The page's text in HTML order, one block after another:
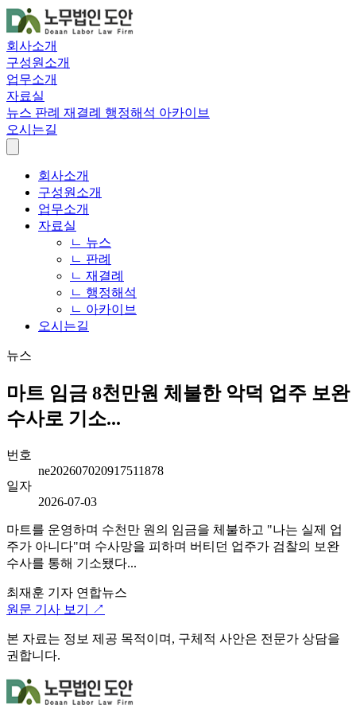
회사소개
구성원소개
업무소개
자료실
뉴스 판례 재결례 행정해석 아카이브
오시는길
회사소개
구성원소개
업무소개
자료실
ㄴ 뉴스
ㄴ 판례
ㄴ 재결례
ㄴ 행정해석
ㄴ 아카이브
오시는길
뉴스
마트 임금 8천만원 체불한 악덕 업주 보완
수사로 기소...
번호
ne202607020917511878
일자
2026-07-03
마트를 운영하며 수천만 원의 임금을 체불하고 "나는 실제 업
주가 아니다"며 수사망을 피하며 버티던 업주가 검찰의 보완
수사를 통해 기소됐다...
최재훈 기자 연합뉴스
원문 기사 보기 ↗
본 자료는 정보 제공 목적이며, 구체적 사안은 전문가 상담을
권합니다.